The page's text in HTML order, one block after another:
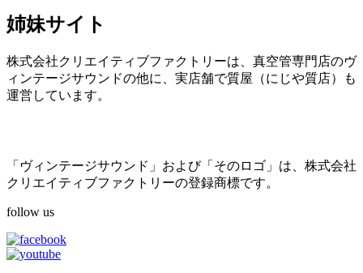
姉妹サイト
株式会社クリエイティブファクトリーは、真空管専門店のヴ
ィンテージサウンドの他に、実店舗で質屋（にじや質店）も
運営しています。
「ヴィンテージサウンド」および「そのロゴ」は、株式会社
クリエイティブファクトリーの登録商標です。
follow us